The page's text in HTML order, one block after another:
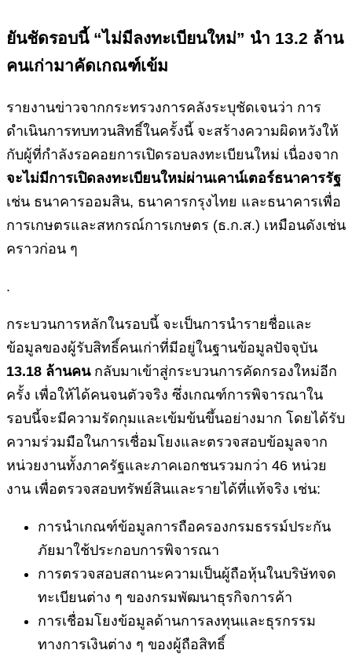
ยันชัดรอบนี้ “ไม่มีลงทะเบียนใหม่” นำ 13.2 ล้าน
คนเก่ามาคัดเกณฑ์เข้ม
รายงานข่าวจากกระทรวงการคลังระบุชัดเจนว่า การ
ดำเนินการทบทวนสิทธิ์ในครั้งนี้ จะสร้างความผิดหวังให้
กับผู้ที่กำลังรอคอยการเปิดรอบลงทะเบียนใหม่ เนื่องจาก
จะไม่มีการเปิดลงทะเบียนใหม่ผ่านเคาน์เตอร์ธนาคารรัฐ
เช่น ธนาคารออมสิน, ธนาคารกรุงไทย และธนาคารเพื่อ
การเกษตรและสหกรณ์การเกษตร (ธ.ก.ส.) เหมือนดังเช่น
คราวก่อน ๆ
.
กระบวนการหลักในรอบนี้ จะเป็นการนำรายชื่อและ
ข้อมูลของผู้รับสิทธิ์คนเก่าที่มีอยู่ในฐานข้อมูลปัจจุบัน
13.18 ล้านคนกลับมาเข้าสู่กระบวนการคัดกรองใหม่อีก
ครั้ง เพื่อให้ได้คนจนตัวจริง ซึ่งเกณฑ์การพิจารณาใน
รอบนี้จะมีความรัดกุมและเข้มข้นขึ้นอย่างมาก โดยได้รับ
ความร่วมมือในการเชื่อมโยงและตรวจสอบข้อมูลจาก
หน่วยงานทั้งภาครัฐและภาคเอกชนรวมกว่า 46 หน่วย
งาน เพื่อตรวจสอบทรัพย์สินและรายได้ที่แท้จริง เช่น:
การนำเกณฑ์ข้อมูลการถือครองกรมธรรม์ประกัน
ภัยมาใช้ประกอบการพิจารณา
การตรวจสอบสถานะความเป็นผู้ถือหุ้นในบริษัทจด
ทะเบียนต่าง ๆ ของกรมพัฒนาธุรกิจการค้า
การเชื่อมโยงข้อมูลด้านการลงทุนและธุรกรรม
ทางการเงินต่าง ๆ ของผู้ถือสิทธิ์